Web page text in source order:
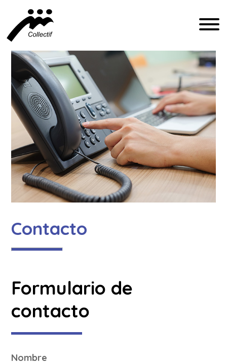
ESPAÑOL
COMMUNICATION@CFIQ.CA
(514) 279-4246
Contacto
Formulario de
contacto
Nombre